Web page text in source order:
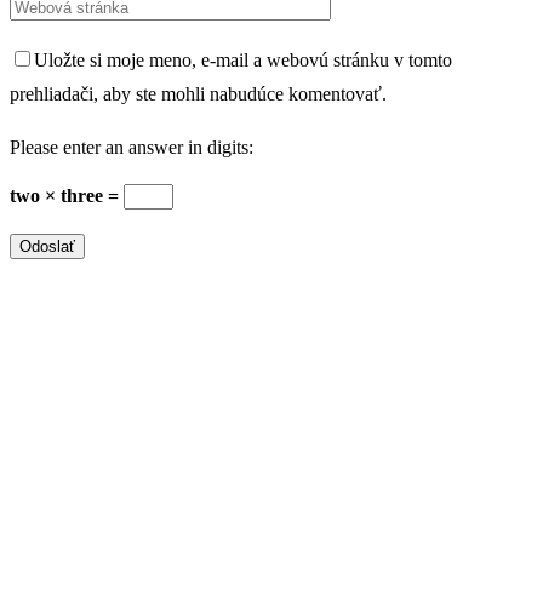
Uložte si moje meno, e-mail a webovú stránku v tomto
prehliadači, aby ste mohli nabudúce komentovať.
Please enter an answer in digits:
two × three =